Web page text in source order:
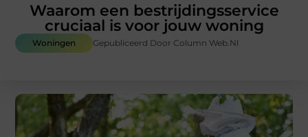
Waarom een bestrijdingsservice
cruciaal is voor jouw woning
Woningen Gepubliceerd Door Column Web.nl